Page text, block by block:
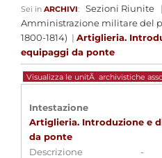
Sei in ARCHIVI: Sezioni Riunite |
Amministrazione militare del
1800-1814) | Artiglieria.
equipaggi da ponte
Visualizza le unitÃ archivistiche
Intestazione
Artiglieria. Introduzione e
da ponte
Descrizione
-